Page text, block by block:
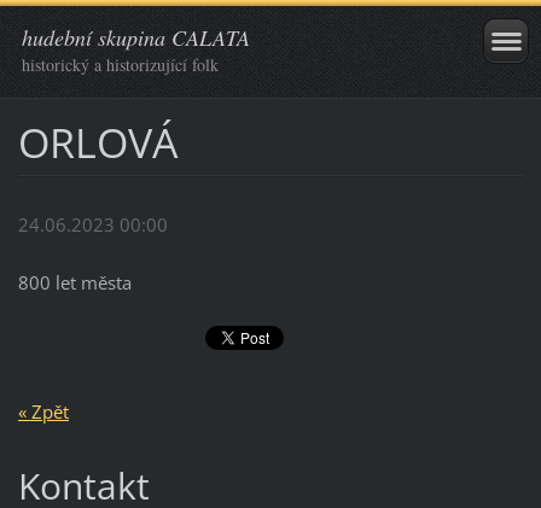
hudební skupina CALATA
historický a historizující folk
ORLOVÁ
24.06.2023 00:00
800 let města
« Zpět
Kontakt